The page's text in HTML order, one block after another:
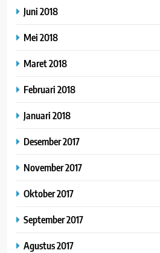
Juni 2018
Mei 2018
Maret 2018
Februari 2018
Januari 2018
Desember 2017
November 2017
Oktober 2017
September 2017
Agustus 2017